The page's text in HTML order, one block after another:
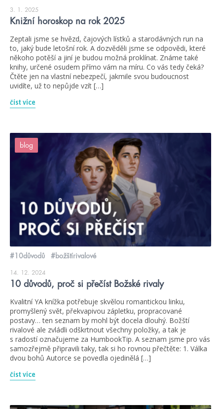
3. 1. 2025
Knižní horoskop na rok 2025
Zeptali jsme se hvězd, čajových lístků a starodávných run na
to, jaký bude letošní rok. A dozvěděli jsme se odpovědi, které
někoho potěší a jiní je budou možná proklínat. Známe také
knihy, určené osudem přímo vám na míru. Co vás tedy čeká?
Čtěte jen na vlastní nebezpečí, jakmile svou budoucnost
uvidíte, už to nepůjde vzít […]
číst více
blog
#10důvodů #božštírivalové
14. 12. 2024
10 důvodů, proč si přečíst Božské rivaly
Kvalitní YA knížka potřebuje skvělou romantickou linku,
promyšlený svět, překvapivou zápletku, propracované
postavy… ten seznam by mohl být docela dlouhý. Božští
rivalové ale zvládli odškrtnout všechny položky, a tak je
s radostí označujeme za HumbookTip. A seznam jsme pro vás
samozřejmě připravili taky, tak si ho rovnou přečtěte: 1. Válka
dvou bohů Autorce se povedla ojedinělá […]
číst více